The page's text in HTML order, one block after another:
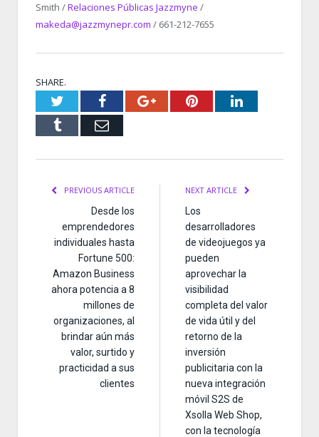
Smith /Relaciones Públicas Jazzmyne /
makeda@jazzmynepr.com / 661-212-7655
SHARE.
TwitterFacebookGoogle+PinterestLinkedIn
Tumblr Email
PREVIOUS ARTICLE
Desde los
emprendedores
individuales hasta
Fortune 500:
Amazon Business
ahora potencia a 8
millones de
organizaciones, al
brindar aún más
valor, surtido y
practicidad a sus
clientes
NEXT ARTICLE
Los
desarrolladores
de videojuegos ya
pueden
aprovechar la
visibilidad
completa del valor
de vida útil y del
retorno de la
inversión
publicitaria con la
nueva integración
móvil S2S de
Xsolla Web Shop,
con la tecnología